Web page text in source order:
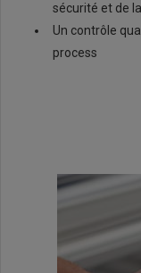
sécurité et de
Un contrôle
process